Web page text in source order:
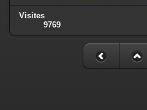
Visites
9769